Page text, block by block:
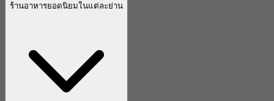
ร้านอาหารยอดนิยมในแต่ละย่าน